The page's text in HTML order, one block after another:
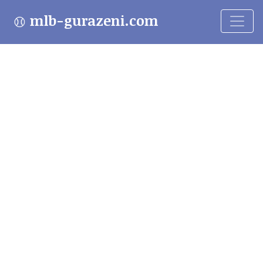
mlb-gurazeni.com